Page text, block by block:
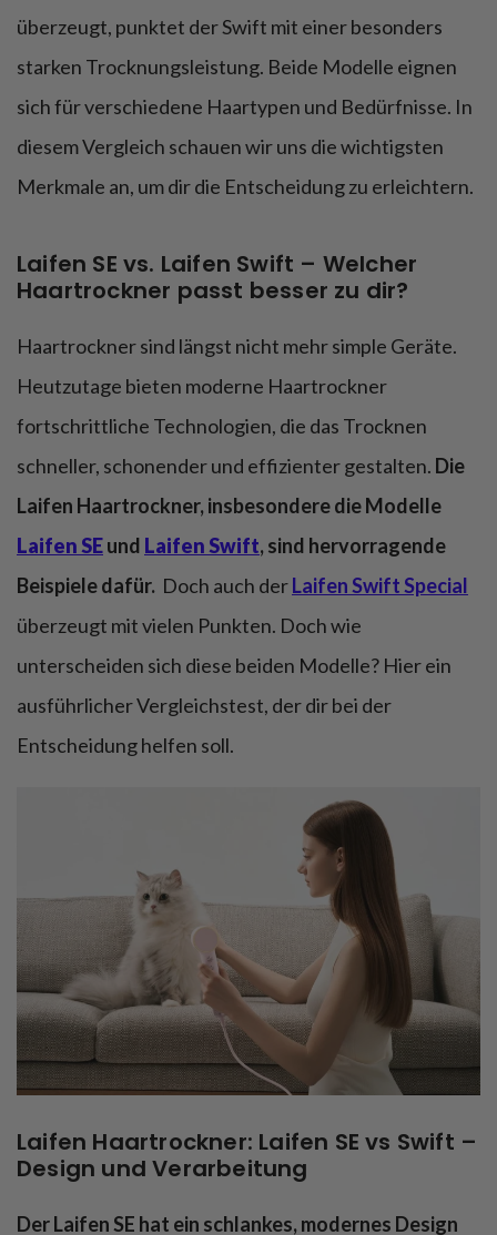
überzeugt, punktet der Swift mit einer besonders
starken Trocknungsleistung. Beide Modelle eignen
sich für verschiedene Haartypen und Bedürfnisse. In
diesem Vergleich schauen wir uns die wichtigsten
Merkmale an, um dir die Entscheidung zu erleichtern.
Laifen SE vs. Laifen Swift – Welcher
Haartrockner passt besser zu dir?
Haartrockner sind längst nicht mehr simple Geräte.
Heutzutage bieten moderne Haartrockner
fortschrittliche Technologien, die das Trocknen
schneller, schonender und effizienter gestalten. Die
Laifen Haartrockner, insbesondere die Modelle
Laifen SEund Laifen Swift, sind hervorragende
Beispiele dafür. Doch auch derLaifen Swift Special
überzeugt mit vielen Punkten. Doch wie
unterscheiden sich diese beiden Modelle? Hier ein
ausführlicher Vergleichstest, der dir bei der
Entscheidung helfen soll.
Laifen Haartrockner: Laifen SE vs Swift –
Design und Verarbeitung
Der Laifen SE hat ein schlankes, modernes Design